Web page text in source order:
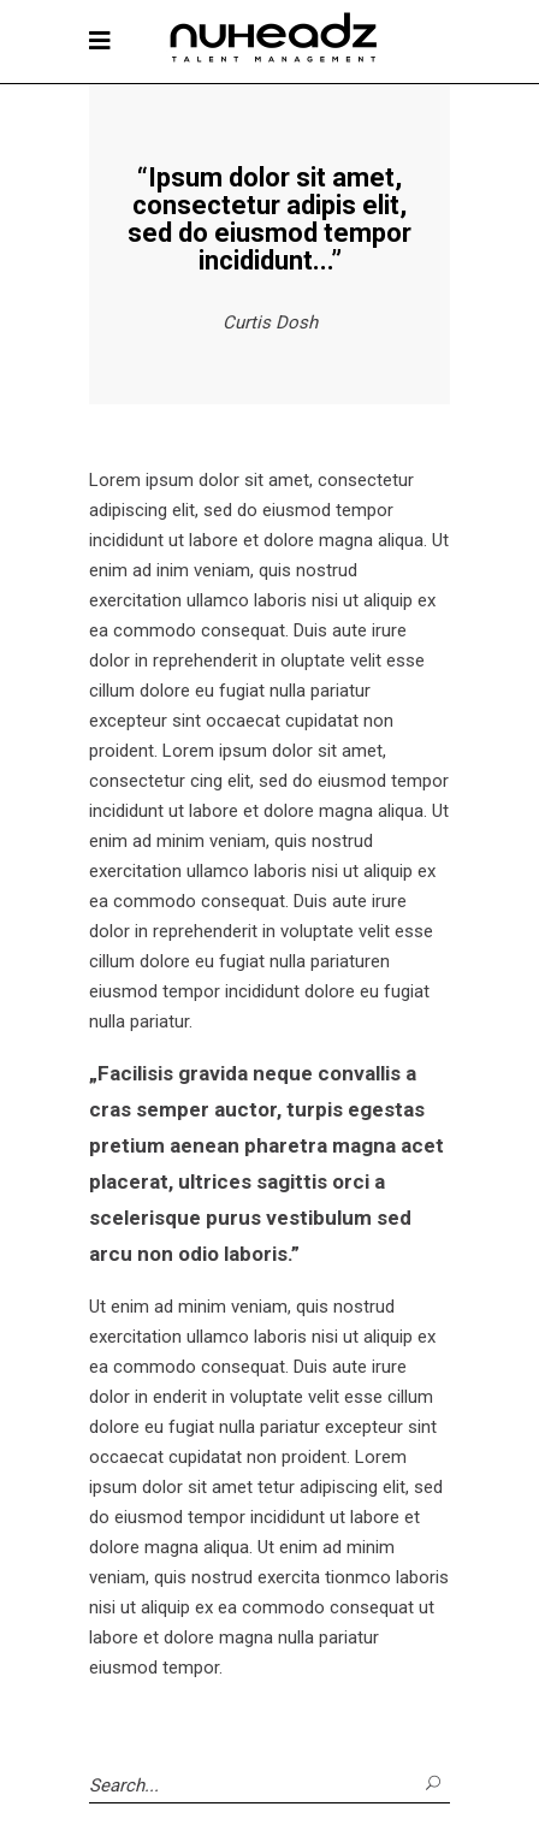
“Ipsum dolor sit amet,
consectetur adipis elit,
sed do eiusmod tempor
incididunt...”
Curtis Dosh
Lorem ipsum dolor sit amet, consectetur
adipiscing elit, sed do eiusmod tempor
incididunt ut labore et dolore magna aliqua. Ut
enim ad inim veniam, quis nostrud
exercitation ullamco laboris nisi ut aliquip ex
ea commodo consequat. Duis aute irure
dolor in reprehenderit in oluptate velit esse
cillum dolore eu fugiat nulla pariatur
excepteur sint occaecat cupidatat non
proident. Lorem ipsum dolor sit amet,
consectetur cing elit, sed do eiusmod tempor
incididunt ut labore et dolore magna aliqua. Ut
enim ad minim veniam, quis nostrud
exercitation ullamco laboris nisi ut aliquip ex
ea commodo consequat. Duis aute irure
dolor in reprehenderit in voluptate velit esse
cillum dolore eu fugiat nulla pariaturen
eiusmod tempor incididunt dolore eu fugiat
nulla pariatur.
„Facilisis gravida neque convallis a
cras semper auctor, turpis egestas
pretium aenean pharetra magna acet
placerat, ultrices sagittis orci a
scelerisque purus vestibulum sed
arcu non odio laboris.”
Ut enim ad minim veniam, quis nostrud
exercitation ullamco laboris nisi ut aliquip ex
ea commodo consequat. Duis aute irure
dolor in enderit in voluptate velit esse cillum
dolore eu fugiat nulla pariatur excepteur sint
occaecat cupidatat non proident. Lorem
ipsum dolor sit amet tetur adipiscing elit, sed
do eiusmod tempor incididunt ut labore et
dolore magna aliqua. Ut enim ad minim
veniam, quis nostrud exercita tionmco laboris
nisi ut aliquip ex ea commodo consequat ut
labore et dolore magna nulla pariatur
eiusmod tempor.
Search
for: